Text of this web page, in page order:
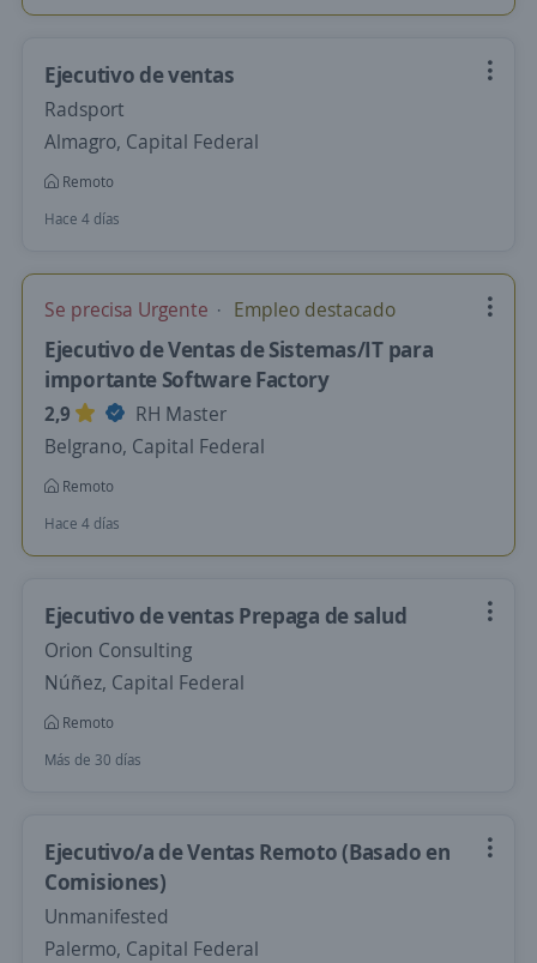
Ejecutivo de ventas
Radsport
Almagro, Capital Federal
Remoto
Hace 4 días
Se precisa Urgente Empleo destacado
Ejecutivo de Ventas de Sistemas/IT para
importante Software Factory
2,9
RH Master
Belgrano, Capital Federal
Remoto
Hace 4 días
Ejecutivo de ventas Prepaga de salud
Orion Consulting
Núñez, Capital Federal
Remoto
Más de 30 días
Ejecutivo/a de Ventas Remoto (Basado en
Comisiones)
Unmanifested
Palermo, Capital Federal